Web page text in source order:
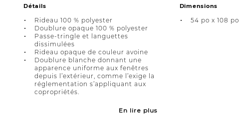
Détails
Rideau 100 % polyester
Doublure opaque 100 % polyester
Passe-tringle et languettes
dissimulées
Rideau opaque de couleur avoine
Doublure blanche donnant une
apparence uniforme aux fenêtres
depuis l’extérieur, comme l’exige la
réglementation s’appliquant aux
copropriétés.
En lire plus
Dimensions
54 po x 108 po